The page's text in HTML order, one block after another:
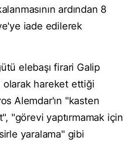
ardından 8
iade edilerek
elebaşı firari Galip
olarak hareket ettiği
Alemdar'ın "kasten
"görevi yaptırmamak için
yaralama" gibi